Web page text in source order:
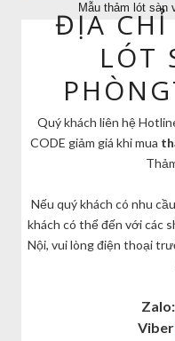
Mẫu thảm lót sàn
ĐỊA CHỈ MUA THẢM
LÓT
Quý khách liên hệ Hotline: 0911 331 688 để được nhận mã
CODE giảm giá khi mua
Nếu quý khách có nhu
khách có thể đến với các
Nội, vui lòng điện thoại